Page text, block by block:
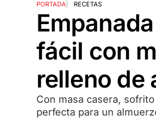
PORTADA| RECETAS
fácil con
relleno de
Con masa casera,
perfecta para un